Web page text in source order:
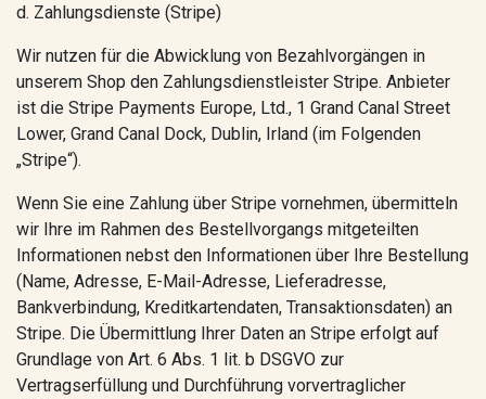
d. Zahlungsdienste (Stripe)
Wir nutzen für die Abwicklung von Bezahlvorgängen in
unserem Shop den Zahlungsdienstleister Stripe. Anbieter
ist die Stripe Payments Europe, Ltd., 1 Grand Canal Street
Lower, Grand Canal Dock, Dublin, Irland (im Folgenden
„Stripe“).
Wenn Sie eine Zahlung über Stripe vornehmen, übermitteln
wir Ihre im Rahmen des Bestellvorgangs mitgeteilten
Informationen nebst den Informationen über Ihre Bestellung
(Name, Adresse, E-Mail-Adresse, Lieferadresse,
Bankverbindung, Kreditkartendaten, Transaktionsdaten) an
Stripe. Die Übermittlung Ihrer Daten an Stripe erfolgt auf
Grundlage von Art. 6 Abs. 1 lit. b DSGVO zur
Vertragserfüllung und Durchführung vorvertraglicher